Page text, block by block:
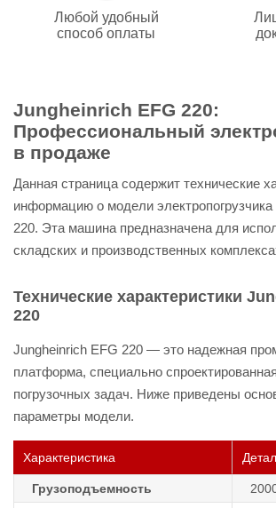
Любой удобный
способ оплаты
Jungheinrich EFG 220:
Профессиональный
в продаже
Данная страница содержит технические
информацию о модели
220. Эта машина предназначена для
складских и производственных
Технические характеристики
220
Jungheinrich EFG 220 — это надежная
платформа, специально
погрузочных задач. Ниже приведены
параметры модели.
Характеристика
Грузоподъемность